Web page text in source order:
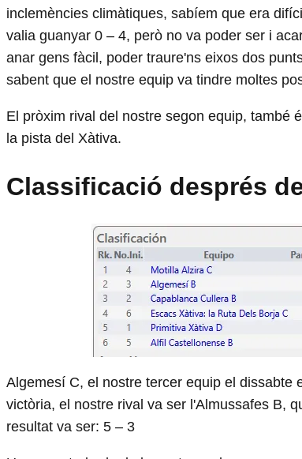
inclemències climàtiques, sabíem que era
valia guanyar 0 – 4, però no va poder ser i
anar gens fàcil, poder traure'ns eixos dos
sabent que el nostre equip va tindre moltes
El pròxim rival del nostre segon equip, també
la pista del Xàtiva.
Classificació després
Algemesí C, el nostre tercer equip el dissabte
victòria, el nostre rival va ser l'Almussafes B,
resultat va ser: 5 – 3